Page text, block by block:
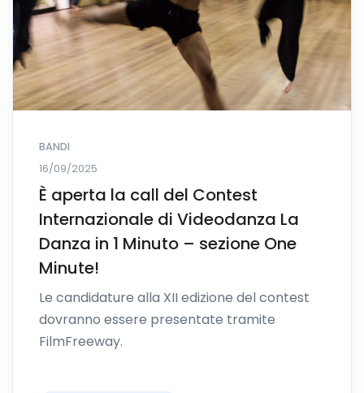
BANDI
16/09/2025
È aperta la call del Contest
Internazionale di Videodanza La
Danza in 1 Minuto – sezione One
Minute!
Le candidature alla XII edizione del contest
dovranno essere presentate tramite
FilmFreeway.